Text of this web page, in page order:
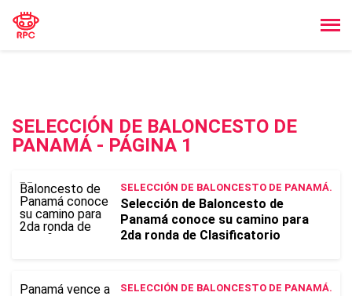
SELECCIÓN DE BALONCESTO DE
PANAMÁ - PÁGINA 1
SELECCIÓN DE BALONCESTO DE PANAMÁ.
Selección de Baloncesto de
Panamá conoce su camino para
2da ronda de Clasificatorio
SELECCIÓN DE BALONCESTO DE PANAMÁ.